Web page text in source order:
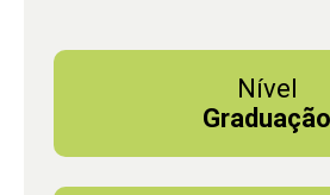
Nível
Graduação